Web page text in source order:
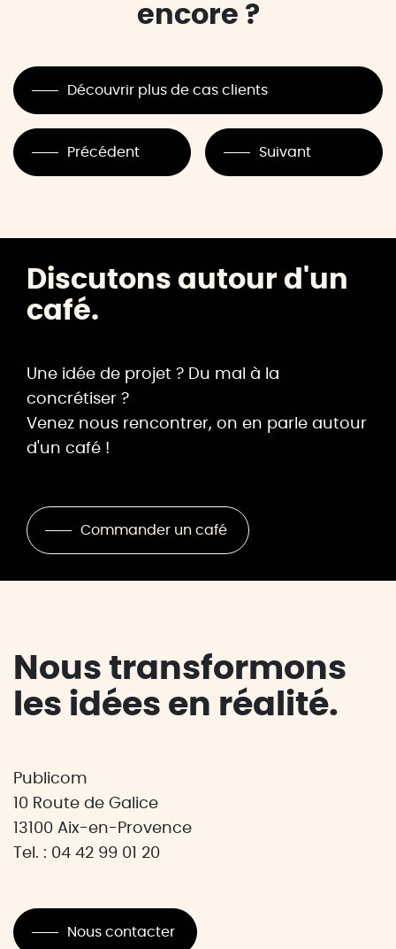
encore ?
Précédent
Découvrir plus de cas clients
Suivant
Discutons autour d'un
café.
Une idée de projet ? Du mal à la
concrétiser ?
Venez nous rencontrer, on en parle autour
d'un café !
Commander un café
Nous transformons
les idées en réalité.
Publicom
10 Route de Galice
13100 Aix-en-Provence
Tel. : 04 42 99 01 20
Nous contacter